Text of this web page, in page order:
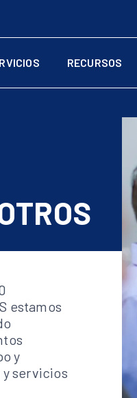
RECURSOS
estamos
y
servicios